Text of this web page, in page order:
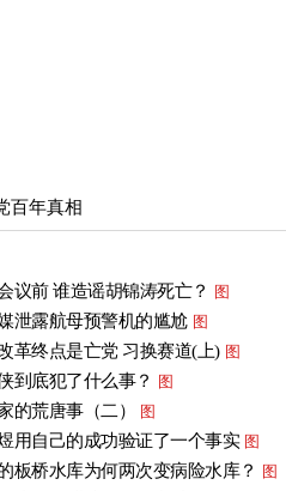
百年真相
议前 谁造谣胡锦涛死亡？ 图
泄露航母预警机的尴尬 图
革终点是亡党 习换赛道(上) 图
到底犯了什么事？ 图
的荒唐事（二） 图
用自己的成功验证了一个事实 图
板桥水库为何两次变病险水库？ 图